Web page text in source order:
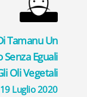
Tamanu Un
Senza Eguali
Oli Vegetali
19 Luglio 2020